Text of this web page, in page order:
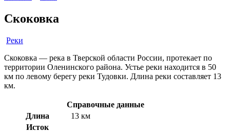
Скоковка
Реки
Скоковка — река в Тверской области России, протекает по
территории Оленинского района. Устье реки находится в 50
км по левому берегу реки Тудовки. Длина реки составляет 13
км.
Справочные данные
Длина
13 км
Исток